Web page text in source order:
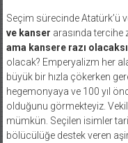
Seçim sürecinde Atatürk’ü
ve kanser arasında tercihe
ama kansere razı
olacak? Emperyalizm her
büyük bir hızla çökerken
hegemonyaya ve 100 yıl
olduğunu görmekteyiz.
mümkün. Seçilen isimler
bölücülüğe destek veren